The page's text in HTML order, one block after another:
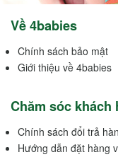
Về 4babies
Chính sách bảo mật
Giới thiệu về 4babies
Chăm sóc khách
Chính sách đổi trả
Hướng dẫn đặt hàng